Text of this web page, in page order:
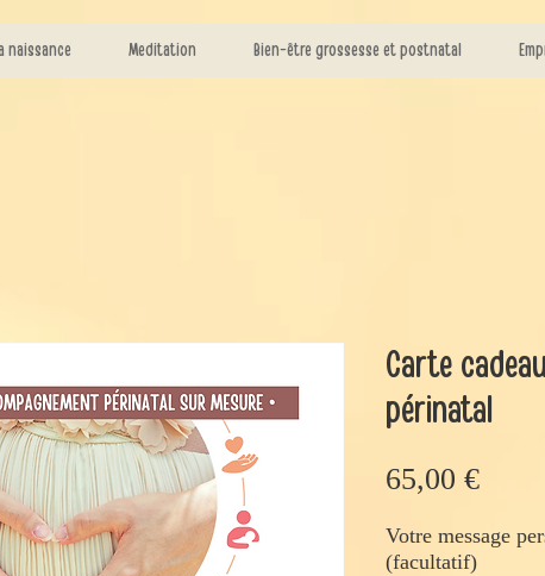
naissance Meditation Bien-être grossesse et postnatal
Carte
périnatal
65,00 €Prix
Votre message
(facultatif)